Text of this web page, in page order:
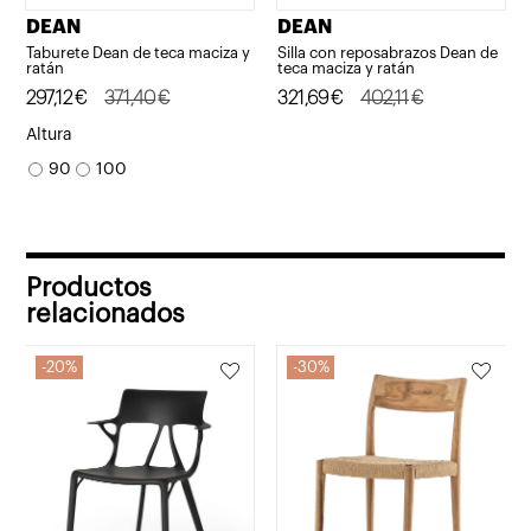
DEAN
Taburete Dean de teca maciza y
ratán
371,40€
El
precio
original
297,12€
El
precio
actual
Altura
90 100
DEAN
Silla con reposabrazos Dean de
teca maciza y ratán
402,11€
El
321,69€
El
Productos
relacionados
20% 30%